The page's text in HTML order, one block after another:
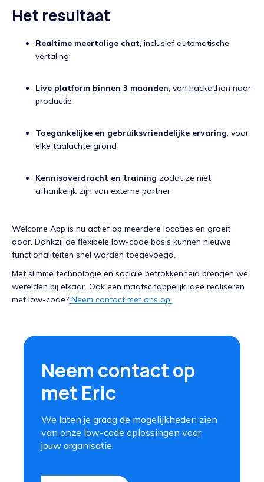
Het resultaat
Realtime meertalige chat, inclusief automatische
vertaling
Live platform binnen 3 maanden, van hackathon naar
productie
Toegankelijke en gebruiksvriendelijke ervaring, voor
elke taalachtergrond
Kennisoverdracht en training zodat ze niet
afhankelijk zijn van externe partner
Welcome App is nu actief op meerdere locaties en groeit
door. Dankzij de flexibele low-code basis kunnen nieuwe
functionaliteiten snel worden toegevoegd.
Met slimme technologie en sociale betrokkenheid brengen we
werelden bij elkaar. Ook een maatschappelijk idee realiseren
met low-code? Neem contact met ons op.
Neem contact op
met Eric
We laten je graag de mogelijkheden zien
van onze low-code oplossingen voor
jouw organisatie.